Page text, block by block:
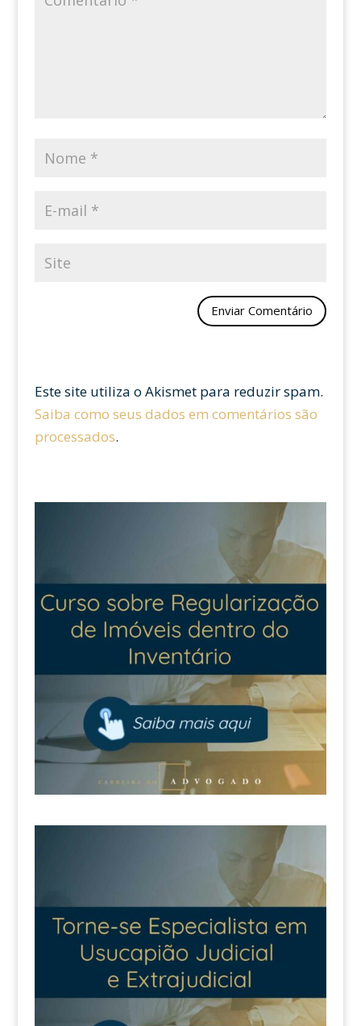
Este site utiliza o Akismet para reduzir spam.
Saiba como seus dados em comentários são
processados.